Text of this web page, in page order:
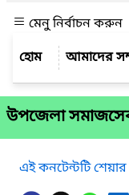
মেনু নির্বাচন করুন
আমাদের
উপজেলা
এই কনটেন্টটি